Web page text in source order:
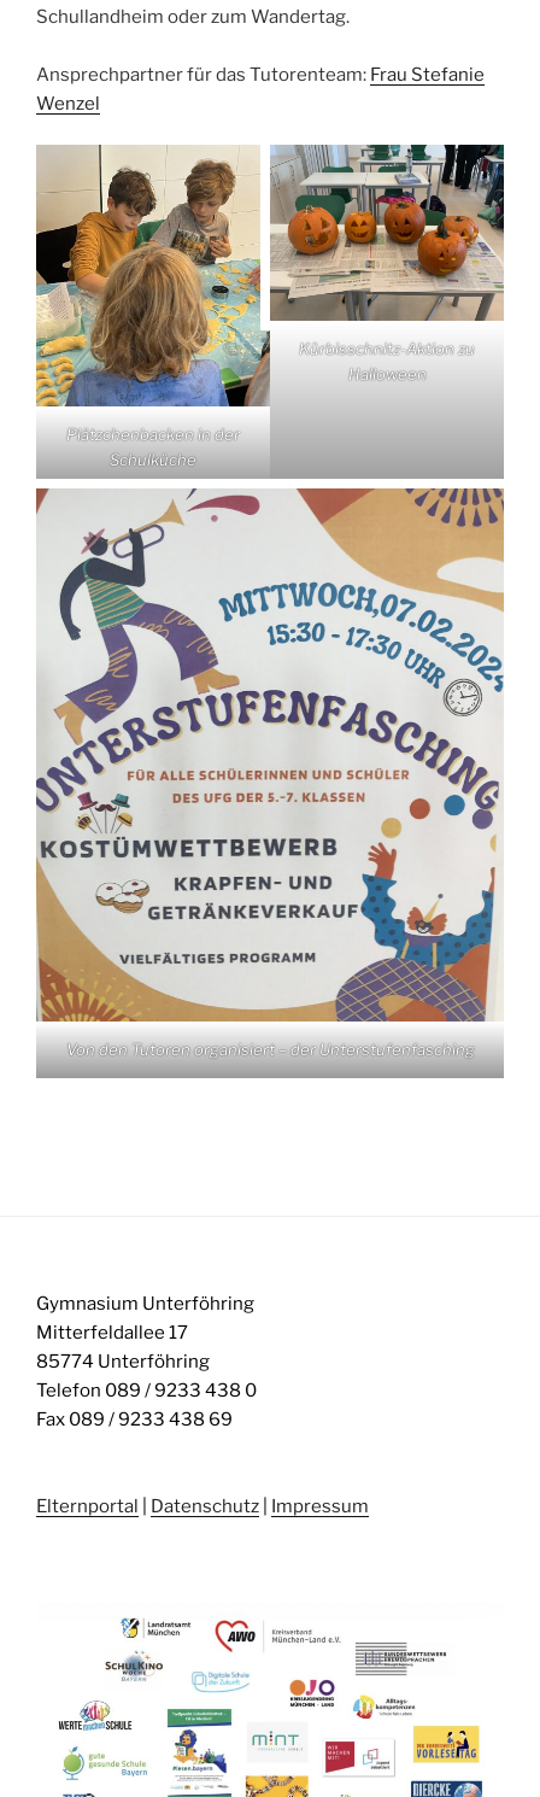
Schullandheim oder zum Wandertag.
Ansprechpartner für das Tutorenteam: Frau Stefanie
Wenzel
Plätzchenbacken in der
Schulküche
Kürbisschnitz-Aktion zu
Halloween
Von den Tutoren organisiert – der Unterstufenfasching
Gymnasium Unterföhring
Mitterfeldallee 17
85774 Unterföhring
Telefon 089 / 9233 438 0
Fax 089 / 9233 438 69
Elternportal Datenschutz Impressum